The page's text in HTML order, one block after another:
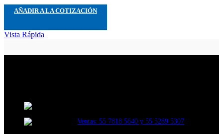
AÑADIR A LA COTIZACIÓN
Vista Rápida
Ventas: 55 7818 5640 y 55 5289 5307